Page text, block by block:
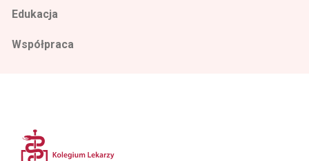
Edukacja
Współpraca